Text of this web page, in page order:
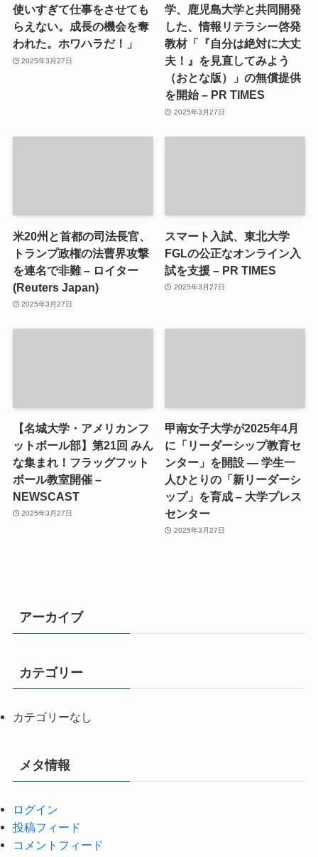
使いすぎて仕事をさせても
らえない。成長の機会を奪
われた。ホワハラだ！」
2025年3月27日
学、鹿児島大学と共同開発
した、情報リテラシー啓発
教材「『自分は絶対に大丈
夫！』を見直してみよう
（おとな版）」の無償提供
を開始 – PR TIMES
2025年3月27日
米20州と首都の司法長官、
トランプ政権の法曹界攻撃
を連名で非難 – ロイター
(Reuters Japan)
2025年3月27日
スマート入試、東北大学
FGLの公正なオンライン入
試を支援 – PR TIMES
2025年3月27日
【名城大学・アメリカンフ
ットボール部】第21回 みん
な集まれ！フラッグフット
ボール教室開催 –
NEWSCAST
2025年3月27日
甲南女子大学が2025年4月
に「リーダーシップ教育セ
ンター」を開設 ― 学生一
人ひとりの「新リーダーシ
ップ」を育成 – 大学プレス
センター
2025年3月27日
アーカイブ
カテゴリー
カテゴリーなし
メタ情報
ログイン
投稿フィード
コメントフィード